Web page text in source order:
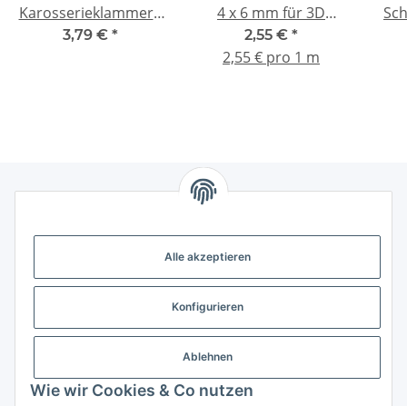
Alle akzeptieren
Konfigurieren
Ablehnen
Wie wir Cookies & Co nutzen
Karosserieklammern
1:18 R Splinte 18 mm -
3,79 € *
4 x 6 mm für 3D
Drucker 2.85mm - 3
mm Filament
2,55 € *
2,55 € pro 1 m
Gesetzliche Informationen
Weitere Informationen
Support - Hilfe
Modellbau Großhandel